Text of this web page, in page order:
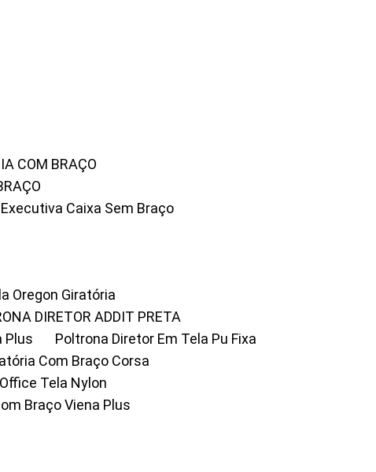
COM BRAÇO
Executiva Caixa Sem Braço
Oregon Giratória
DIRETOR ADDIT PRETA
Plus
Poltrona Diretor Em Tela Pu Fixa
Com Braço Corsa
Tela Nylon
Braço Viena Plus